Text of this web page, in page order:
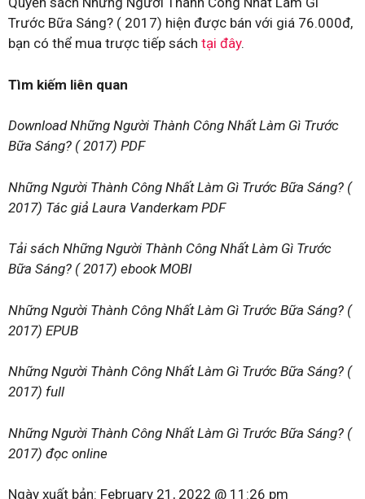
Trước Bữa Sáng? ( 2017) hiện được bán với giá 76.000đ,
bạn có thể mua trược tiếp sách tại đây.
Tìm kiếm liên quan
Download Những Người Thành Công Nhất Làm Gì Trước
Bữa Sáng? ( 2017) PDF
Những Người Thành Công Nhất Làm Gì Trước Bữa Sáng? (
2017) Tác giả Laura Vanderkam PDF
Tải sách Những Người Thành Công Nhất Làm Gì Trước
Bữa Sáng? ( 2017) ebook MOBI
Những Người Thành Công Nhất Làm Gì Trước Bữa Sáng? (
2017) EPUB
Những Người Thành Công Nhất Làm Gì Trước Bữa Sáng? (
2017) full
Những Người Thành Công Nhất Làm Gì Trước Bữa Sáng? (
2017) đọc online
Ngày xuất bản: February 21, 2022 @ 11:26 pm